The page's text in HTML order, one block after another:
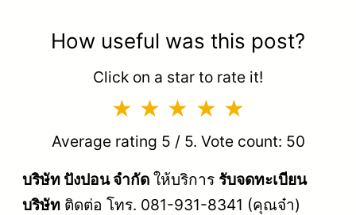
How useful was this post?
Click on a star to rate it!
Average rating 5 / 5. Vote count: 50
บริษัท ปังปอน จำกัด ให้บริการ รับจดทะเบียน
บริษัท ติดต่อ โทร. 081-931-8341 (คุณจ๋า)